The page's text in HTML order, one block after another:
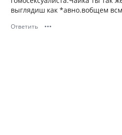
выглядиш как *авно.вобщем
Ответить •••